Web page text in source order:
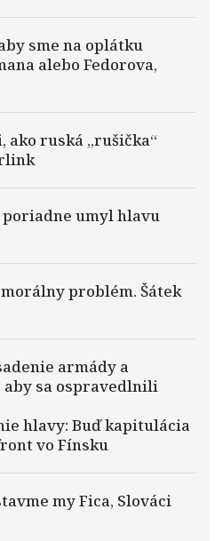
sme na oplátku
alebo Fedorova,
ruská „rušička“
umyl hlavu
problém. Šátek
armády a
sa ospravedlnili
hlavy: Buď kapitulácia
vo Fínsku
my Fica, Slováci